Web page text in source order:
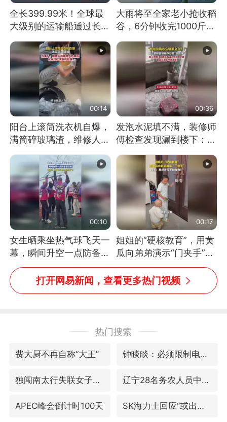
全长399.99米！全球最
大级别的运输船通过长江
大雨将至全家老小抢收稻
谷，6分钟收完1000斤，
00:14
阳台上滚筒洗衣机自爆，
满筒碎玻璃渣，维修人员
洗衣机自爆
00:36
发泡水泥填不满，装修师
傅检查发现漏到楼下：出
00:10
女生晒乘坐热气球飞天一
幕，瞬间升空一点防备都
没有
00:17
姐姐的“硬核教育”，用黄
瓜向弟弟演示“门夹手”，
网友：果然言传不如身
教！
打开网易新闻，查看更多热门视频
热门搜索
费大厨不再自称“大王” 钟睒睒：必须限制电商平台权力
独闯南太行失联女子遗体已找到 辽宁28名务农人员中暑死亡？官方辟谣
APEC峰会倒计时100天 SK海力士回应“或出售重庆工厂”传闻